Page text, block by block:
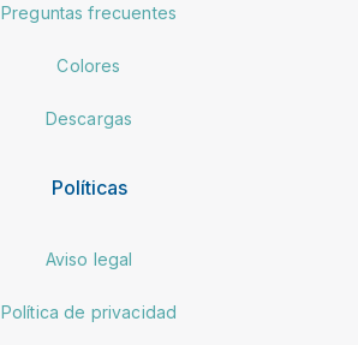
Preguntas frecuentes
Colores
Descargas
Políticas
Aviso legal
Política de privacidad